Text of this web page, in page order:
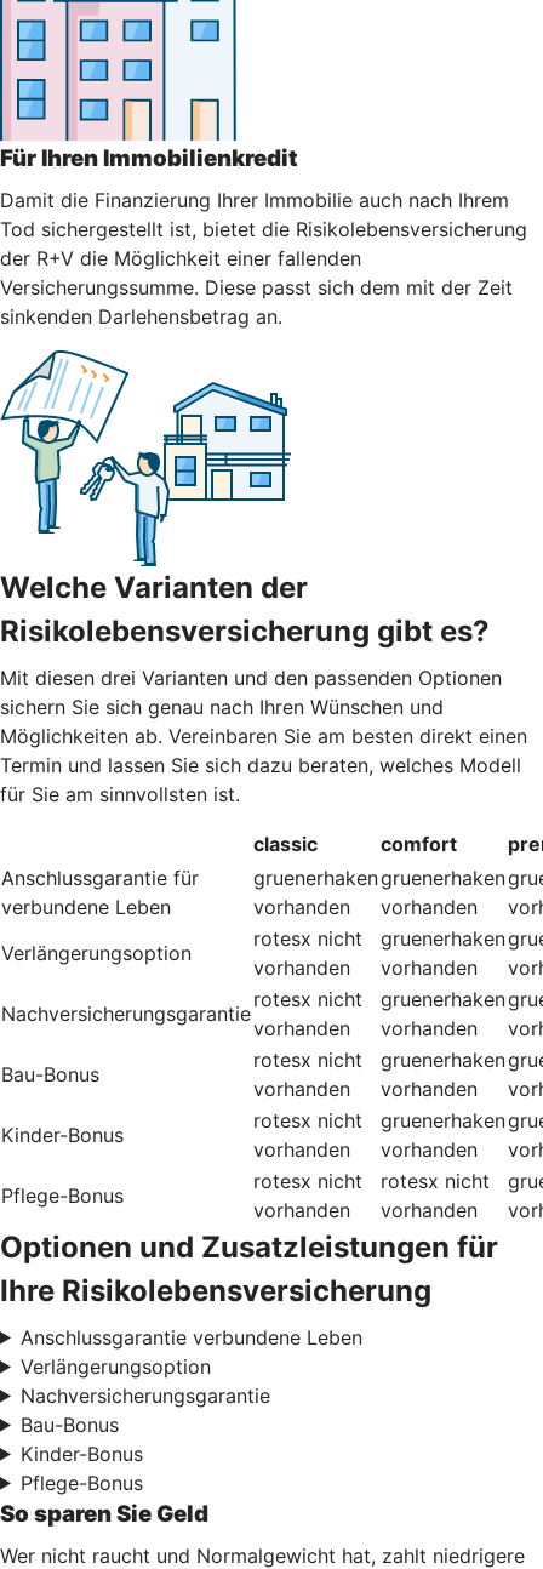
Für Ihren Immobilienkredit
Damit die Finanzierung Ihrer Immobilie auch nach Ihrem
Tod sichergestellt ist, bietet die Risikolebensversicherung
der R+V die Möglichkeit einer fallenden
Versicherungssumme. Diese passt sich dem mit der Zeit
sinkenden Darlehensbetrag an.
Welche Varianten der
Risikolebensversicherung gibt es?
Mit diesen drei Varianten und den passenden Optionen
sichern Sie sich genau nach Ihren Wünschen und
Möglichkeiten ab. Vereinbaren Sie am besten direkt einen
Termin und lassen Sie sich dazu beraten, welches Modell
für Sie am sinnvollsten ist.
classic comfort
Anschlussgarantie für
verbundene Leben
gruenerhaken
vorhanden
gruenerhaken
vorhanden
Verlängerungsoption
rotesx nicht
vorhanden
gruenerhaken
vorhanden
Nachversicherungsgarantie
rotesx nicht
vorhanden
gruenerhaken
vorhanden
Bau-Bonus
rotesx nicht
vorhanden
gruenerhaken
vorhanden
Kinder-Bonus
rotesx nicht
vorhanden
gruenerhaken
vorhanden
Pflege-Bonus
rotesx nicht
vorhanden
rotesx nicht
vorhanden
Optionen und Zusatzleistungen für
Ihre Risikolebensversicherung
Anschlussgarantie verbundene Leben
Verlängerungsoption
Nachversicherungsgarantie
Bau-Bonus
Kinder-Bonus
Pflege-Bonus
So sparen Sie Geld
Wer nicht raucht und Normalgewicht hat, zahlt niedrigere